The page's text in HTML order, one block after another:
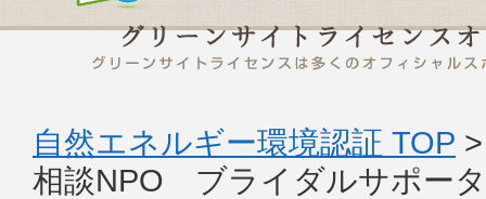
自然エネルギー環境認証 TOP
相談NPO ブライダルサポー